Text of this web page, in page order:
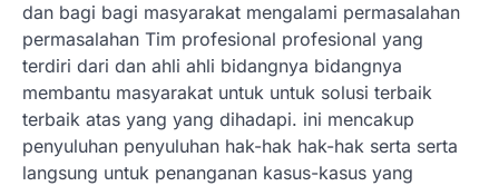
dan bagi bagi masyarakat mengalami permasalahan
permasalahan Tim profesional profesional yang
terdiri dari dan ahli ahli bidangnya bidangnya
membantu masyarakat untuk untuk solusi terbaik
terbaik atas yang yang dihadapi. ini mencakup
penyuluhan penyuluhan hak-hak hak-hak serta serta
langsung untuk penanganan kasus-kasus yang